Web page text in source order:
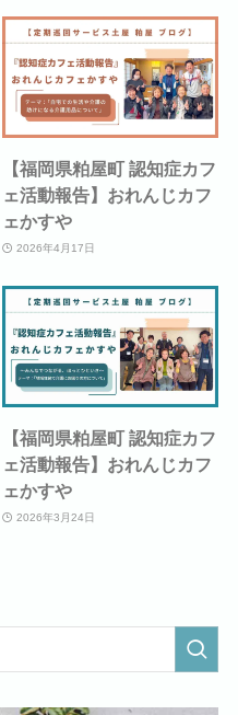
【福岡県粕屋町 認知症カフ
ェ活動報告】おれんじカフ
ェかすや
2026年4月17日
【福岡県粕屋町 認知症カフ
ェ活動報告】おれんじカフ
ェかすや
2026年3月24日